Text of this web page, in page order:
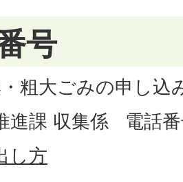
号
粗大ごみの申し込
課 収集係 電話番
し方